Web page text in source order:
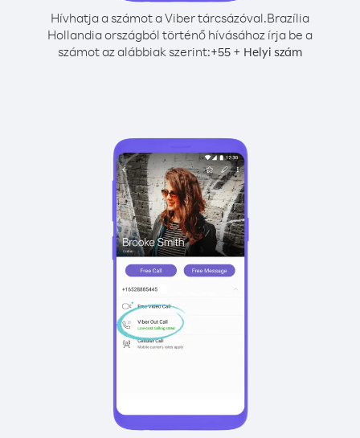
Hívhatja a számot a Viber tárcsázóval.Brazília
Hollandia országból történő hívásához írja be a
számot az alábbiak szerint:+55 + Helyi szám